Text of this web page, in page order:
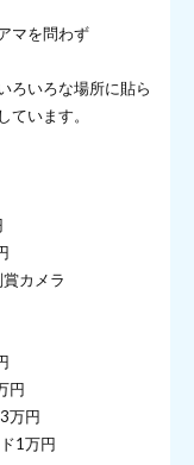
マを問わず
ろいろな場所に貼ら
います。
カメラ
円
万円
1万円